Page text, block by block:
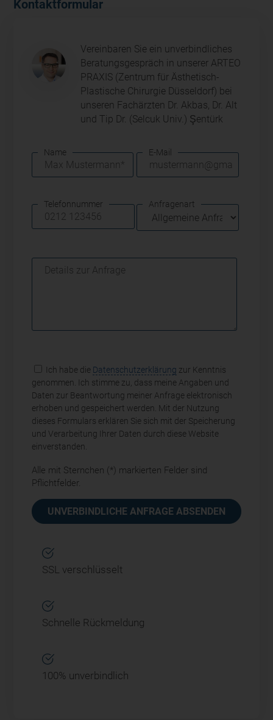
Kontaktformular
Vereinbaren Sie ein unverbindliches
Beratungsgespräch in unserer ARTEO
PRAXIS (Zentrum für Ästhetisch-
Plastische Chirurgie Düsseldorf) bei
unseren Fachärzten Dr. Akbas, Dr. Alt
und Tip Dr. (Selcuk Univ.) Şentürk
Name E-Mail
Telefonnummer Anfragenart
Ich habe die Datenschutzerklärung zur Kenntnis
genommen. Ich stimme zu, dass meine Angaben und
Daten zur Beantwortung meiner Anfrage elektronisch
erhoben und gespeichert werden. Mit der Nutzung
dieses Formulars erklären Sie sich mit der Speicherung
und Verarbeitung Ihrer Daten durch diese Website
einverstanden.
Alle mit Sternchen (*) markierten Felder sind
Pflichtfelder.
SSL verschlüsselt
Schnelle Rückmeldung
100% unverbindlich